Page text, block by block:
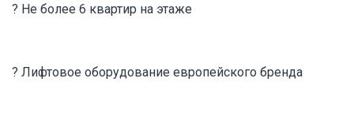
? Не более 6 квартир на этаже
? Лифтовое оборудование европейского бренда